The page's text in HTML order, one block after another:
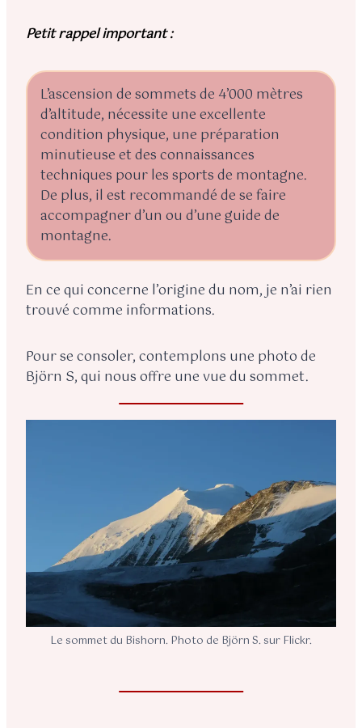
Petit rappel important :
L’ascension de sommets de 4’000 mètres
d’altitude, nécessite une excellente
condition physique, une préparation
minutieuse et des connaissances
techniques pour les sports de montagne.
De plus, il est recommandé de se faire
accompagner d’un ou d’une guide de
montagne.
En ce qui concerne l’origine du nom, je n’ai rien
trouvé comme informations.
Pour se consoler, contemplons une photo de
Björn S, qui nous offre une vue du sommet.
Le sommet du Bishorn. Photo de Björn S. sur Flickr.